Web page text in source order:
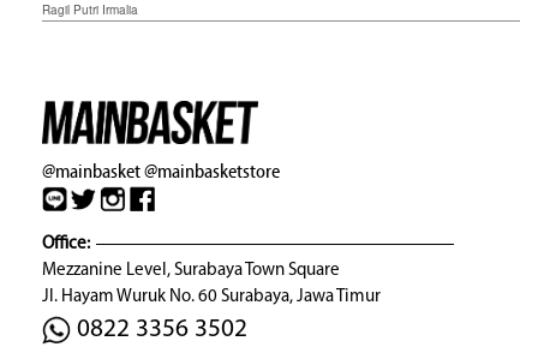
Ragil Putri Irmalia
@mainbasket@mainbasketstore
Office:
Mezzanine Level, Surabaya Town Square
Jl. Hayam Wuruk No. 60 Surabaya, Jawa Timur
0822 3356 3502